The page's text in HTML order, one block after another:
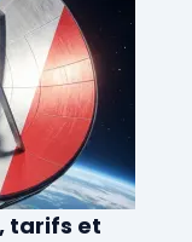
tarifs et